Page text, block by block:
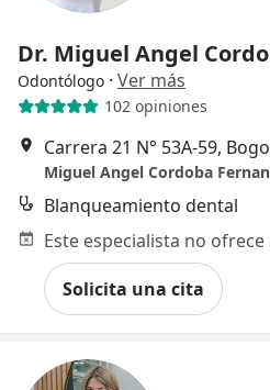
Dr. Miguel Angel
Odontólogo · Ver más
102 opiniones
Carrera 21 N° 53A-59,
Miguel Angel Cordoba
Blanqueamiento dental
Solicita una cita